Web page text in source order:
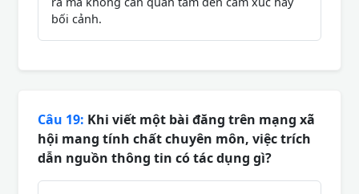
bối cảnh.
Câu 19: Khi viết một bài đăng trên mạng xã
hội mang tính chất chuyên môn, việc trích
dẫn nguồn thông tin có tác dụng gì?